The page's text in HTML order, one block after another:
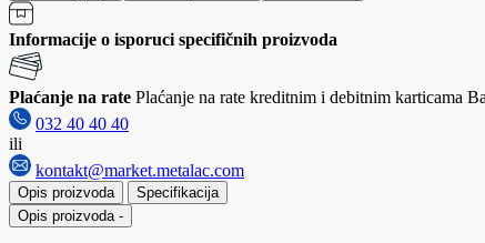
Informacije o isporuci specifičnih proizvoda
Plaćanje na rate Plaćanje na rate kreditnim i debitnim karticama
032 40 40 40
ili
kontakt@market.metalac.com
Opis proizvoda
Specifikacija
Opis proizvoda -